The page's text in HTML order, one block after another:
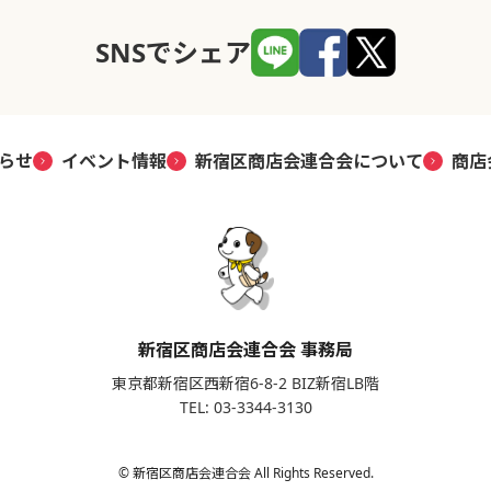
SNSでシェア
せ イベント情報 新宿区商店会連合会について 商
新宿区商店会連合会 事務局
東京都新宿区西新宿6-8-2 BIZ新宿LB階
TEL: 03-3344-3130
© 新宿区商店会連合会 All Rights Reserved.